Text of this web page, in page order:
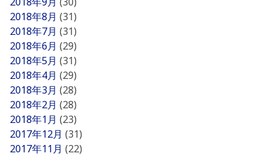
2018年8月 (31)
2018年7月 (31)
2018年6月 (29)
2018年5月 (31)
2018年4月 (29)
2018年3月 (28)
2018年2月 (28)
2018年1月 (23)
2017年12月 (31)
2017年11月 (22)